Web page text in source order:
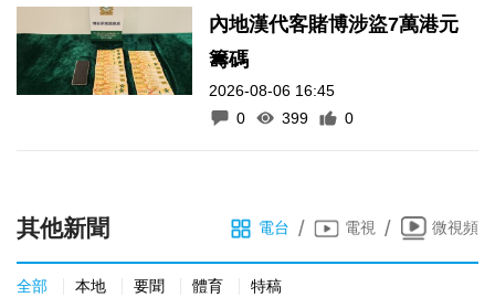
內地漢代客賭博涉盜7萬港元
籌碼
2026-08-06 16:45
0
399 0
其他新聞 電台 / 電視 / 微視頻
全部 本地 要聞 體育 特稿